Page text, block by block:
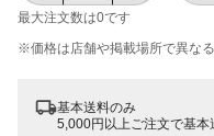
最大注文数は0です
※価格は​店舗や​掲載場所で​異なる​
基本送料のみ
5,000円以上ご注文で基本